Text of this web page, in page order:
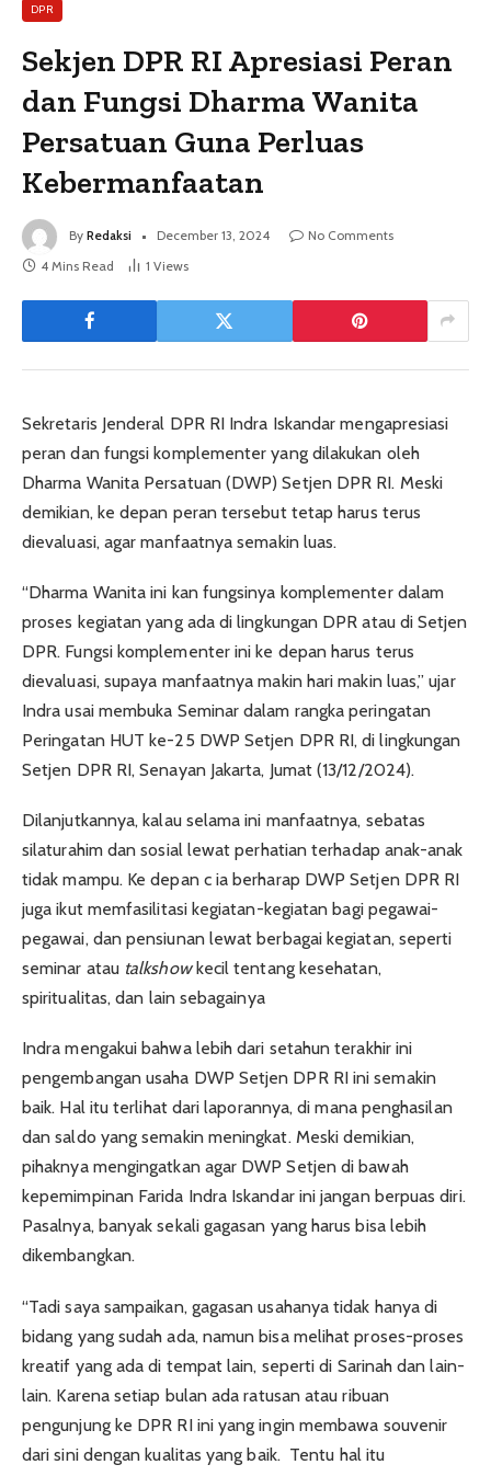
DPR
Sekjen DPR RI Apresiasi Peran
dan Fungsi Dharma Wanita
Persatuan Guna Perluas
Kebermanfaatan
By Redaksi December 13, 2024
No Comments
4 Mins Read
1 Views
Sekretaris Jenderal DPR RI Indra Iskandar mengapresiasi
peran dan fungsi komplementer yang dilakukan oleh
Dharma Wanita Persatuan (DWP) Setjen DPR RI. Meski
demikian, ke depan peran tersebut tetap harus terus
dievaluasi, agar manfaatnya semakin luas.
“Dharma Wanita ini kan fungsinya komplementer dalam
proses kegiatan yang ada di lingkungan DPR atau di Setjen
DPR. Fungsi komplementer ini ke depan harus terus
dievaluasi, supaya manfaatnya makin hari makin luas,” ujar
Indra usai membuka Seminar dalam rangka peringatan
Peringatan HUT ke-25 DWP Setjen DPR RI, di lingkungan
Setjen DPR RI, Senayan Jakarta, Jumat (13/12/2024).
Dilanjutkannya, kalau selama ini manfaatnya, sebatas
silaturahim dan sosial lewat perhatian terhadap anak-anak
tidak mampu. Ke depan c ia berharap DWP Setjen DPR RI
juga ikut memfasilitasi kegiatan-kegiatan bagi pegawai-
pegawai, dan pensiunan lewat berbagai kegiatan, seperti
seminar atau talkshowkecil tentang kesehatan,
spiritualitas, dan lain sebagainya
Indra mengakui bahwa lebih dari setahun terakhir ini
pengembangan usaha DWP Setjen DPR RI ini semakin
baik. Hal itu terlihat dari laporannya, di mana penghasilan
dan saldo yang semakin meningkat. Meski demikian,
pihaknya mengingatkan agar DWP Setjen di bawah
kepemimpinan Farida Indra Iskandar ini jangan berpuas diri.
Pasalnya, banyak sekali gagasan yang harus bisa lebih
dikembangkan.
“Tadi saya sampaikan, gagasan usahanya tidak hanya di
bidang yang sudah ada, namun bisa melihat proses-proses
kreatif yang ada di tempat lain, seperti di Sarinah dan lain-
lain. Karena setiap bulan ada ratusan atau ribuan
pengunjung ke DPR RI ini yang ingin membawa souvenir
dari sini dengan kualitas yang baik. Tentu hal itu